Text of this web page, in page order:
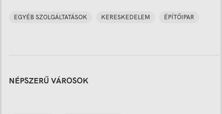
EGYÉB SZOLGÁLTATÁSOK KERESKEDELEM ÉPÍTŐIPAR
NÉPSZERŰ VÁROSOK